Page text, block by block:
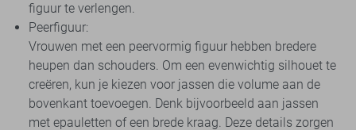
figuur te verlengen.
Peerfiguur:
Vrouwen met een peervormig figuur hebben bredere
heupen dan schouders. Om een evenwichtig silhouet te
creëren, kun je kiezen voor jassen die volume aan de
bovenkant toevoegen. Denk bijvoorbeeld aan jassen
met epauletten of een brede kraag. Deze details zorgen